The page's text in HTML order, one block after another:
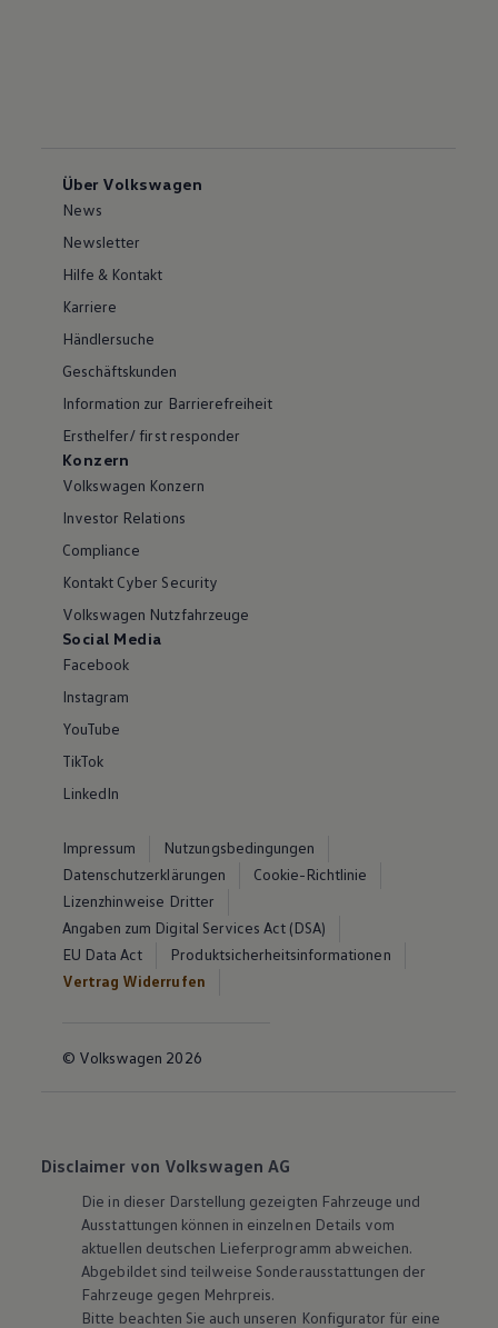
Über Volkswagen
News
Newsletter
Hilfe & Kontakt
Karriere
Händlersuche
Geschäftskunden
Information zur Barrierefreiheit
Ersthelfer/ first responder
Konzern
Volkswagen Konzern
Investor Relations
Compliance
Kontakt Cyber Security
Volkswagen Nutzfahrzeuge
Social Media
Facebook
Instagram
YouTube
TikTok
LinkedIn
Impressum
Nutzungsbedingungen
Datenschutzerklärungen
Cookie-Richtlinie
Lizenzhinweise Dritter
Angaben zum Digital Services Act (DSA)
EU Data Act
Produktsicherheitsinformationen
Vertrag Widerrufen
© Volkswagen 2026
Disclaimer von Volkswagen AG
Die in dieser Darstellung gezeigten Fahrzeuge und
Ausstattungen können in einzelnen Details vom
aktuellen deutschen Lieferprogramm abweichen.
Abgebildet sind teilweise Sonderausstattungen der
Fahrzeuge gegen Mehrpreis.
Bitte beachten Sie auch unseren Konfigurator für eine